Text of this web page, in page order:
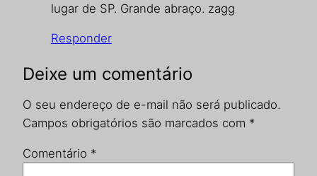
lugar de SP. Grande abraço. zagg
Responder
Deixe um comentário
O seu endereço de e-mail não será publicado.
Campos obrigatórios são marcados com *
Comentário *